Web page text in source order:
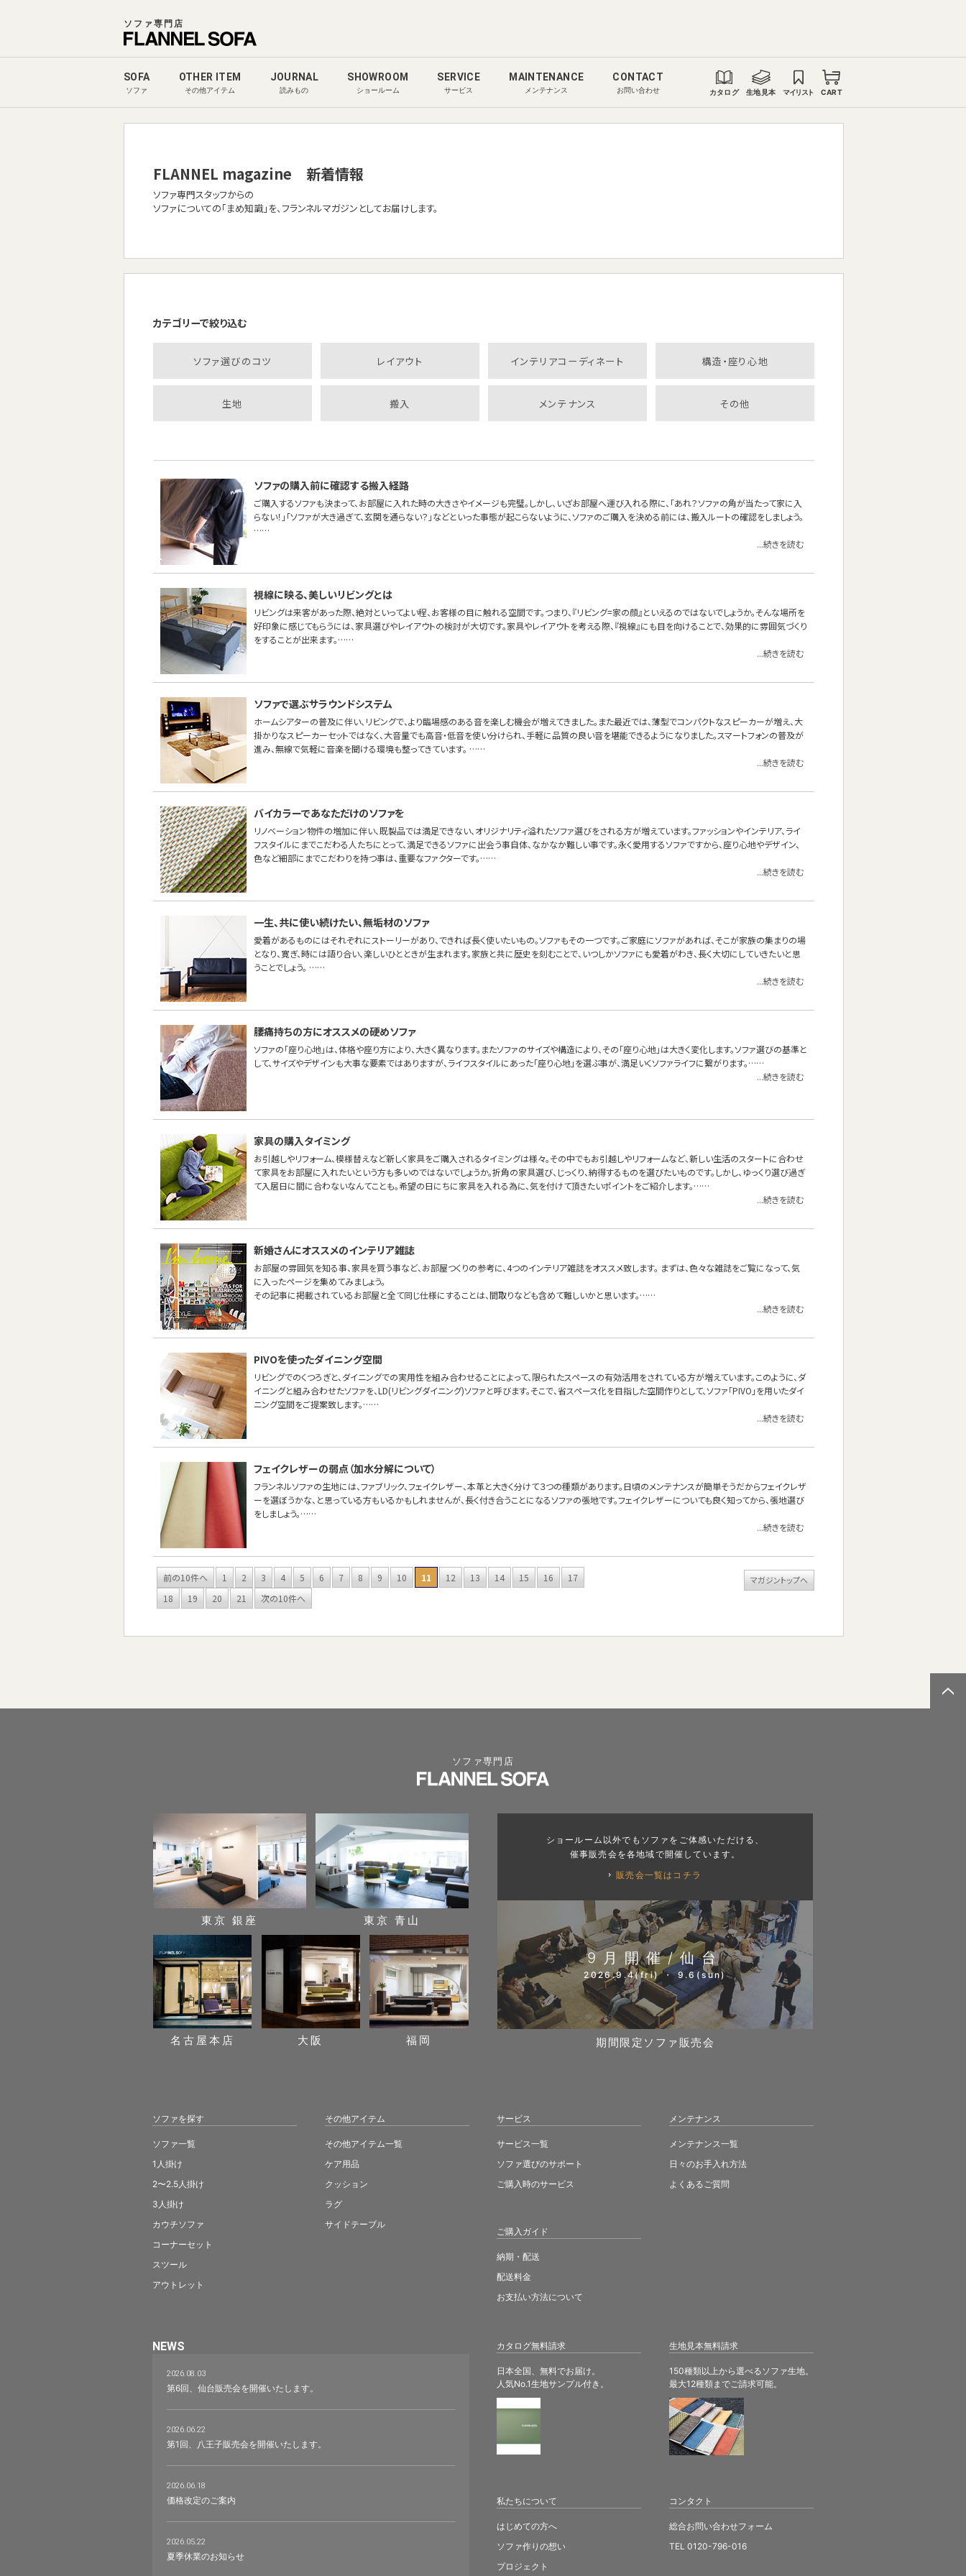
ソファ専門店
SOFA
ソファ
OTHER ITEM
その他アイテム
JOURNAL
読みもの
SHOWROOM
ショールーム
SERVICE
サービス
MAINTENANCE
メンテナンス
CONTACT
お問い合わせ カタログ 生地見本 マイリスト CART
FLANNEL magazine 新着情報
ソファ専門スタッフからの
ソファについての「まめ知識」を、フランネルマガジンとしてお届けします。
カテゴリーで絞り込む
ソファ選びのコツ レイアウト インテリアコーディネート 構造・座り心地
生地 搬入 メンテナンス その他
ソファの購入前に確認する搬入経路
ご購入するソファも決まって、お部屋に入れた時の大きさやイメージも完璧。しかし、いざお部屋へ運び入れる際に、「あれ？ソファの角が当たって家に入
らない！」「ソファが大き過ぎて、玄関を通らない？」などといった事態が起こらないように、ソファのご購入を決める前には、搬入ルートの確認をしましょう。
……
...続きを読む
視線に映る、美しいリビングとは
リビングは来客があった際、絶対といってよい程、お客様の目に触れる空間です。つまり、『リビング=家の顔』といえるのではないでしょうか。そんな場所を
好印象に感じてもらうには、家具選びやレイアウトの検討が大切です。家具やレイアウトを考える際、『視線』にも目を向けることで、効果的に雰囲気づくり
をすることが出来ます。……
...続きを読む
ソファで選ぶサラウンドシステム
ホームシアターの普及に伴い、リビングで、より臨場感のある音を楽しむ機会が増えてきました。また最近では、薄型でコンパクトなスピーカーが増え、大
掛かりなスピーカーセットではなく、大音量でも高音・低音を使い分けられ、手軽に品質の良い音を堪能できるようになりました。スマートフォンの普及が
進み、無線で気軽に音楽を聞ける環境も整ってきています。 ……
...続きを読む
バイカラーであなただけのソファを
リノベーション物件の増加に伴い、既製品では満足できない、オリジナリティ溢れたソファ選びをされる方が増えています。ファッションやインテリア、ライ
フスタイルにまでこだわる人たちにとって、満足できるソファに出会う事自体、なかなか難しい事です。永く愛用するソファですから、座り心地やデザイン、
色など細部にまでこだわりを持つ事は、重要なファクターです。……
...続きを読む
一生、共に使い続けたい、無垢材のソファ
愛着があるものにはそれぞれにストーリーがあり、できれば長く使いたいもの。ソファもその一つです。ご家庭にソファがあれば、そこが家族の集まりの場
となり、寛ぎ、時には語り合い、楽しいひとときが生まれます。家族と共に歴史を刻むことで、いつしかソファにも愛着がわき、長く大切にしていきたいと思
うことでしょう。 ……
...続きを読む
腰痛持ちの方にオススメの硬めソファ
ソファの「座り心地」は、体格や座り方により、大きく異なります。またソファのサイズや構造により、その「座り心地」は大きく変化します。ソファ選びの基準と
して、サイズやデザインも大事な要素ではありますが、ライフスタイルにあった「座り心地」を選ぶ事が、満足いくソファライフに繋がります。……
...続きを読む
家具の購入タイミング
お引越しやリフォーム、模様替えなど新しく家具をご購入されるタイミングは様々。その中でもお引越しやリフォームなど、新しい生活のスタートに合わせ
て家具をお部屋に入れたいという方も多いのではないでしょうか。折角の家具選び、じっくり、納得するものを選びたいものです。しかし、ゆっくり選び過ぎ
て入居日に間に合わないなんてことも。希望の日にちに家具を入れる為に、気を付けて頂きたいポイントをご紹介します。……
...続きを読む
新婚さんにオススメのインテリア雑誌
お部屋の雰囲気を知る事、家具を買う事など、お部屋つくりの参考に、4つのインテリア雑誌をオススメ致します。 まずは、色々な雑誌をご覧になって、気
に入ったページを集めてみましょう。
その記事に掲載されているお部屋と全て同じ仕様にすることは、間取りなども含めて難しいかと思います。……
...続きを読む
PIVOを使ったダイニング空間
リビングでのくつろぎと、ダイニングでの実用性を組み合わせることによって、限られたスペースの有効活用をされている方が増えています。このように、ダ
イニングと組み合わせたソファを、LD(リビングダイニング)ソファと呼びます。そこで、省スペース化を目指した空間作りとして、ソファ「PIVO」を用いたダイ
ニング空間をご提案致します。……
...続きを読む
フェイクレザーの弱点（加水分解について）
フランネルソファの生地には、ファブリック、フェイクレザー、本革と大きく分けて３つの種類があります。日頃のメンテナンスが簡単そうだからフェイクレザ
ーを選ぼうかな、と思っている方もいるかもしれませんが、長く付き合うことになるソファの張地です。フェイクレザーについても良く知ってから、張地選び
をしましょう。……
...続きを読む
前の10件へ 1 2 3 4 5 6 7 8 9 10 11 12 13 14 15 16
17
18
19 20 21 次の10件へ
マガジントップへ
ソファ専門店
カタログ無料請求
日本全国、無料でお届け。
人気No.1生地サンプル付き。
生地見本無料請求
150種類以上から選べるソファ生地。
最大12種類までご請求可能。
東京 銀座 東京 青山
名古屋本店 大阪 福岡
ショールーム以外でもソファをご体感いただける、
催事販売会を各地域で開催しています。
販売会一覧はコチラ
9月開催/仙台
2026.9.4(fri) ・ 9.6(sun)
期間限定ソファ販売会
ソファを探す
ソファ一覧
1人掛け
2〜2.5人掛け
3人掛け
カウチソファ
コーナーセット
スツール
アウトレット
その他アイテム
その他アイテム一覧
ケア用品
クッション
ラグ
サイドテーブル
サービス
サービス一覧
ソファ選びのサポート
ご購入時のサービス
ご購入ガイド
納期・配送
配送料金
お支払い方法について
メンテナンス
メンテナンス一覧
日々のお手入れ方法
よくあるご質問
NEWS
2026.08.03
第6回、仙台販売会を開催いたします。
2026.06.22
第1回、八王子販売会を開催いたします。
2026.06.18
価格改定のご案内
2026.05.22
夏季休業のお知らせ
私たちについて
はじめての方へ
ソファ作りの想い
プロジェクト
コンタクト
総合お問い合わせフォーム
TEL 0120-796-016